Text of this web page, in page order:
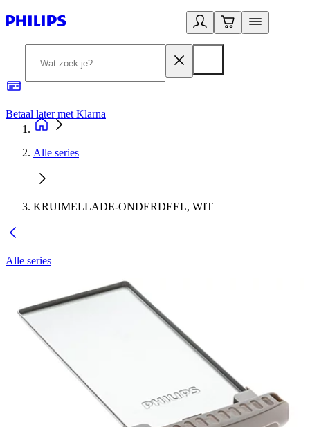
Betaal later met Klarna
Alle series
KRUIMELLADE-ONDERDEEL, WIT
Alle series